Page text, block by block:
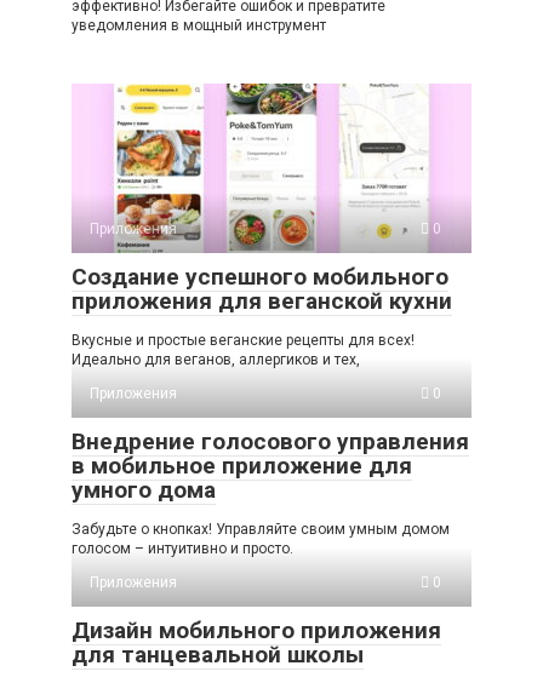
эффективно! Избегайте ошибок и превратите
уведомления в мощный инструмент
Приложения 0
Создание успешного мобильного
приложения для веганской кухни
Вкусные и простые веганские рецепты для всех!
Идеально для веганов, аллергиков и тех,
Приложения
0
Внедрение голосового управления
в мобильное приложение для
умного дома
Забудьте о кнопках! Управляйте своим умным домом
голосом – интуитивно и просто.
Приложения
0
Дизайн мобильного приложения
для танцевальной школы